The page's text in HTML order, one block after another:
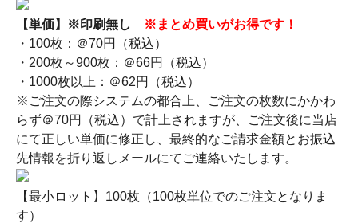
【単価】※印刷無し
※まとめ買いがお得です！
・100枚：＠70円（税込）
・200枚～900枚：＠66円（税込）
・1000枚以上：＠62円（税込）
※ご注文の際システムの都合上、ご注文の枚数にかかわ
らず＠70円（税込）で計上されますが、ご注文後に当店
にて正しい単価に修正し、最終的なご請求金額とお振込
先情報を折り返しメールにてご連絡いたします。
【最小ロット】100枚（100枚単位でのご注文となりま
す）